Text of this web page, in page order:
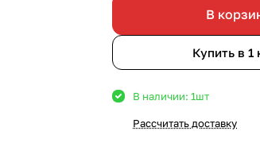
В
Купить в 1
В наличии: 1шт
Рассчитать доставку